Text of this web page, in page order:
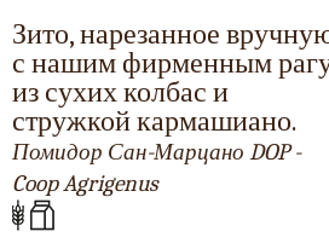
Зито, нарезанное
с нашим фирменным
из сухих колбас и
стружкой кармашиано.
Помидор Сан-Марцано DOP -
Coop Agrigenus